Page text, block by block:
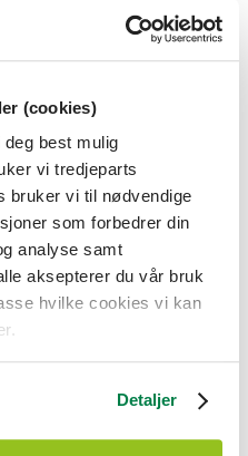
(cookies)
best mulig
vi tredjeparts
bruker vi til nødvendige
som forbedrer din
analyse samt
aksepterer du vår bruk
hvilke cookies vi kan
Detaljer
Agdersitt butikkonsept
av praktisk utstyr, reparasjon og